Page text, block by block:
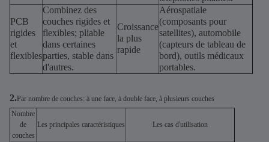
PCB
rigides
et
flexibles
Combinez des
couches rigides et
flexibles; pliable
dans certaines
parties, stable dans
d'autres.
Croissance
la plus
rapide
Aérospatiale
(composants pour
satellites), automobile
(capteurs de tableau de
bord), outils médicaux
portables.
2. Par nombre de couches: à une face, à double face, à plusieurs couches
Nombre
de
couches
Les principales caractéristiques Les cas d'utilisation